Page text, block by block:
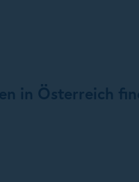
in Österreich